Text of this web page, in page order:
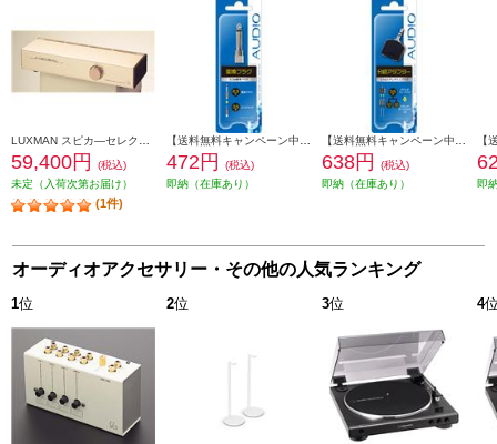
59,400円
(税込)
未定（入荷次第お届け）
(1件)
472円
(税込)
即納（在庫あり）
638円
(税込)
即納（在庫あり）
即
オーディオアクセサリー・その他の人気ランキング
1位 2位 3位 4